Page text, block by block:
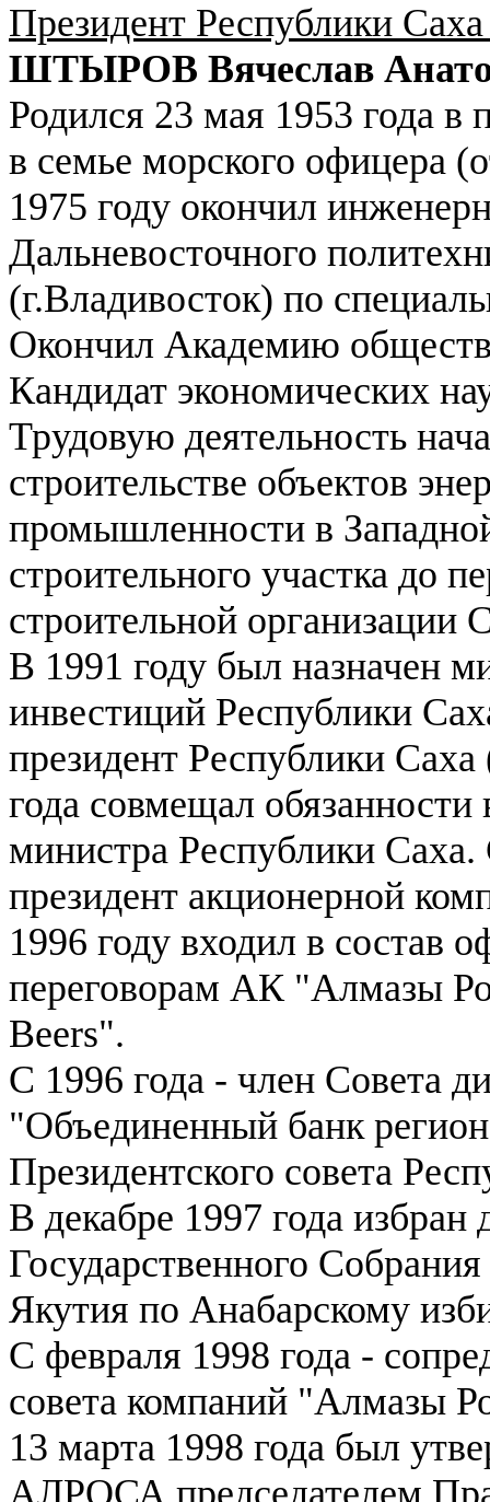
Президент Республики
ШТЫРОВ Вячеслав
Родился 23 мая 1953 года
в семье морского офицера
1975 году окончил
Дальневосточного
(г.Владивосток) по
Окончил Академию
Кандидат экономических
Трудовую деятельность
строительстве объектов
промышленности в
строительного участка до
строительной
В 1991 году был назначен
инвестиций Республики
президент Республики
года совмещал
министра Республики Саха.
президент акционерной
1996 году входил в состав
переговорам АК "Алмазы
Beers".
С 1996 года - член Совета
"Объединенный банк
Президентского совета
В декабре 1997 года
Государственного
Якутия по Анабарскому
С февраля 1998 года -
совета компаний "Алмазы
13 марта 1998 года был